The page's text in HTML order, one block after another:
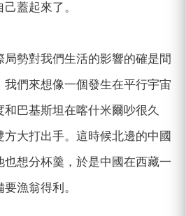
蓋起來了。
勢對我們生活的影響的確是間
們來想像一個發生在平行宇宙
巴基斯坦在喀什米爾吵很久
大打出手。這時候北邊的中國
想分杯羹，於是中國在西藏一
漁翁得利。